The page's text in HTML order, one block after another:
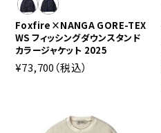
Foxfire×NANGA GORE-TEX
WS フィッシングダウンスタンド
カラージャケット 2025
¥73,700 （税込）